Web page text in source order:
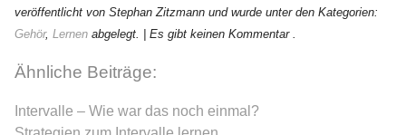
veröffentlicht von Stephan Zitzmann und wurde unter den Kategorien:
Gehör, Lernen abgelegt. | Es gibt keinen Kommentar .
Ähnliche Beiträge:
Intervalle – Wie war das noch einmal?